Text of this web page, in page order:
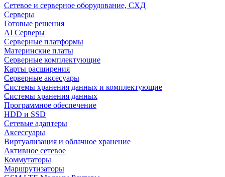
Сетевое и серверное оборудование, СХД
Cерверы
Готовые решения
AI Серверы
Серверные платформы
Материнские платы
Серверные комплектующие
Карты расширения
Серверные аксесуары
Системы хранения данных и комплектующие
Системы хранения данных
Программное обеспечение
HDD и SSD
Сетевые адаптеры
Аксессуары
Виртуализация и облачное хранение
Активное сетевое
Коммутаторы
Маршрутизаторы